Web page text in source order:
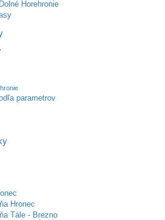
Horehronie
parametrov
Hronec
Tále - Brezno